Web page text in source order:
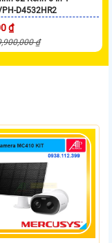
D4532HR2
₫
₫